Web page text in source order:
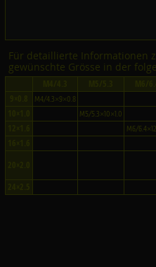
Für detaillierte Informationen
gewünschte Grösse in der
M4/4.3×9×0.8
M5/5.3×10×1.0
M6/